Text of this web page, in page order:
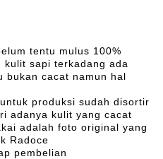
tentu mulus 100%
sapi terkadang ada
bukan cacat namun hal
produksi sudah disortir
adanya kulit yang cacat
adalah foto original yang
Radoce
pembelian